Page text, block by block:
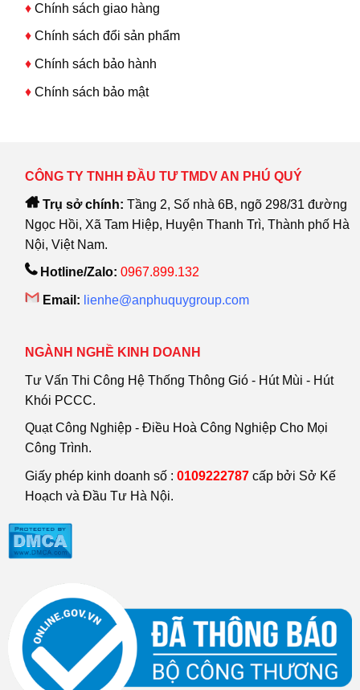
♦ Chính sách giao hàng
♦ Chính sách đổi sản phẩm
♦ Chính sách bảo hành
♦ Chính sách bảo mật
CÔNG TY TNHH ĐẦU TƯ TMDV AN PHÚ QUÝ
Trụ sở chính: Tầng 2, Số nhà 6B, ngõ 298/31 đường
Ngọc Hồi, Xã Tam Hiệp, Huyện Thanh Trì, Thành phố Hà
Nội, Việt Nam.
Hotline/Zalo: 0967.899.132
Email: lienhe@anphuquygroup.com
NGÀNH NGHỀ KINH DOANH
Tư Vấn Thi Công Hệ Thống Thông Gió - Hút Mùi - Hút
Khói PCCC.
Quạt Công Nghiệp - Điều Hoà Công Nghiệp Cho Mọi
Công Trình.
Giấy phép kinh doanh số : 0109222787 cấp bởi Sở Kế
Hoạch và Đầu Tư Hà Nội.